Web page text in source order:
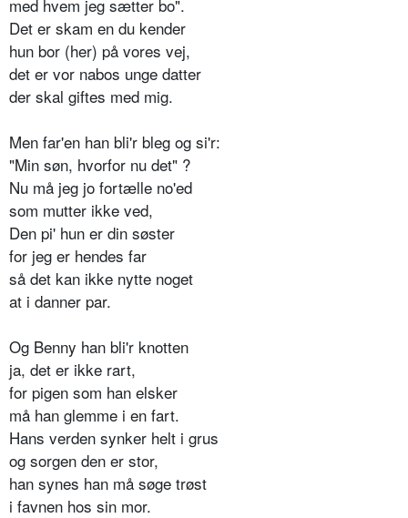
med hvem jeg sætter bo".
Det er skam en du kender
hun bor (her) på vores vej,
det er vor nabos unge datter
der skal giftes med mig.
Men far'en han bli'r bleg og si'r:
"Min søn, hvorfor nu det" ?
Nu må jeg jo fortælle no'ed
som mutter ikke ved,
Den pi' hun er din søster
for jeg er hendes far
så det kan ikke nytte noget
at i danner par.
Og Benny han bli'r knotten
ja, det er ikke rart,
for pigen som han elsker
må han glemme i en fart.
Hans verden synker helt i grus
og sorgen den er stor,
han synes han må søge trøst
i favnen hos sin mor.